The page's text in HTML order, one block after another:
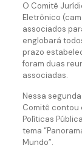
O Comitê
Eletrônico
associados
englobará
prazo
foram duas
associadas.
Nessa
Comitê contou
Políticas
tema
Mundo”.